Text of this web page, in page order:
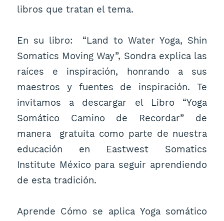
libros que tratan el tema.
En su libro: “Land to Water Yoga, Shin
Somatics Moving Way”, Sondra explica las
raíces e inspiración, honrando a sus
maestros y fuentes de inspiración. Te
invitamos a descargar el Libro “Yoga
Somático Camino de Recordar” de
manera gratuita como parte de nuestra
educación en Eastwest Somatics
Institute México para seguir aprendiendo
de esta tradición.
Aprende Cómo se aplica Yoga somático